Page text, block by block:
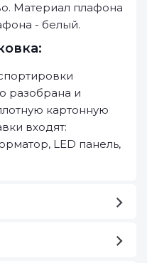
Материал плафона
- белый.
разобрана и
картонную
входят:
LED панель,